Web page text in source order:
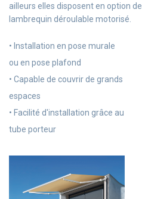
ailleurs elles disposent en option
lambrequin déroulable motorisé.
• Installation en pose murale
ou en pose plafond
• Capable de couvrir de grands
espaces
• Facilité d'installation grâce au
tube porteur